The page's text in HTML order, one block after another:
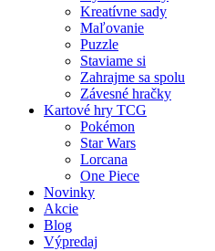
Kreatívne sady
Maľovanie
Puzzle
Staviame si
Zahrajme sa spolu
Závesné hračky
Kartové hry TCG
Pokémon
Star Wars
Lorcana
One Piece
Novinky
Akcie
Blog
Výpredaj